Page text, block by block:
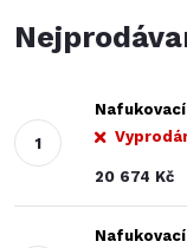
20 674 Kč